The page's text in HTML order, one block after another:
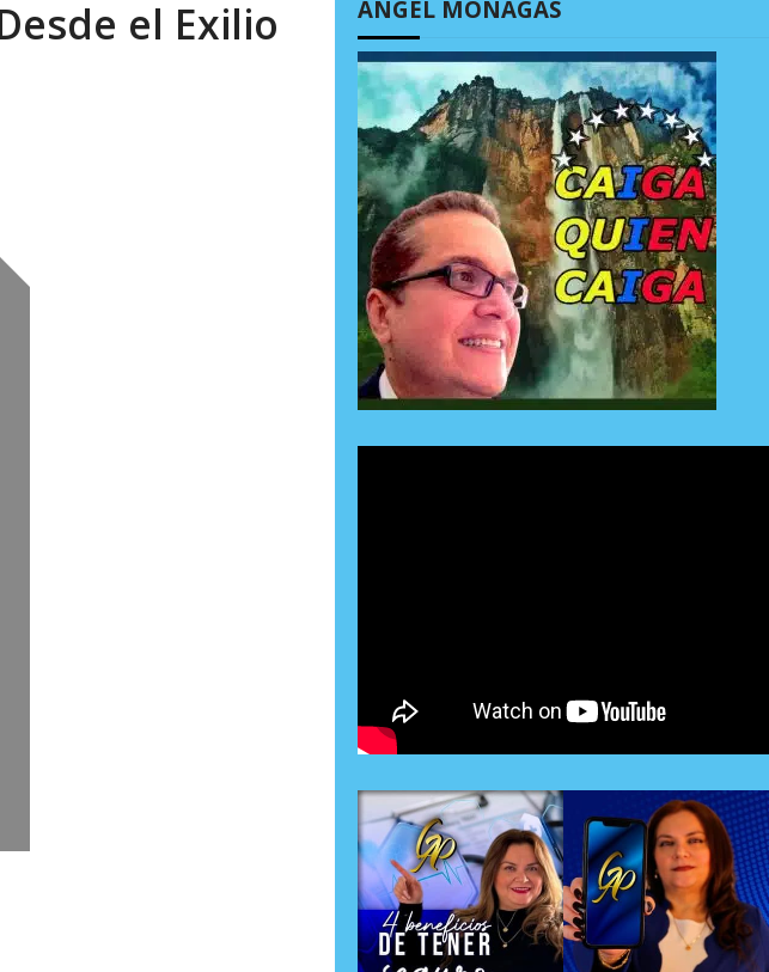
AGOSTO 9, 2026el Exilio ÁNGEL MONAGAS